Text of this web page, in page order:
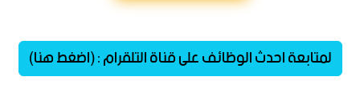
لمتابعة احدث الوظائف على قناة التلقرام : (اضغط هنا)